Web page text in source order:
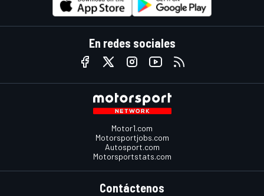
En redes sociales
Motor1.com
Motorsportjobs.com
Autosport.com
Motorsportstats.com
Contáctenos